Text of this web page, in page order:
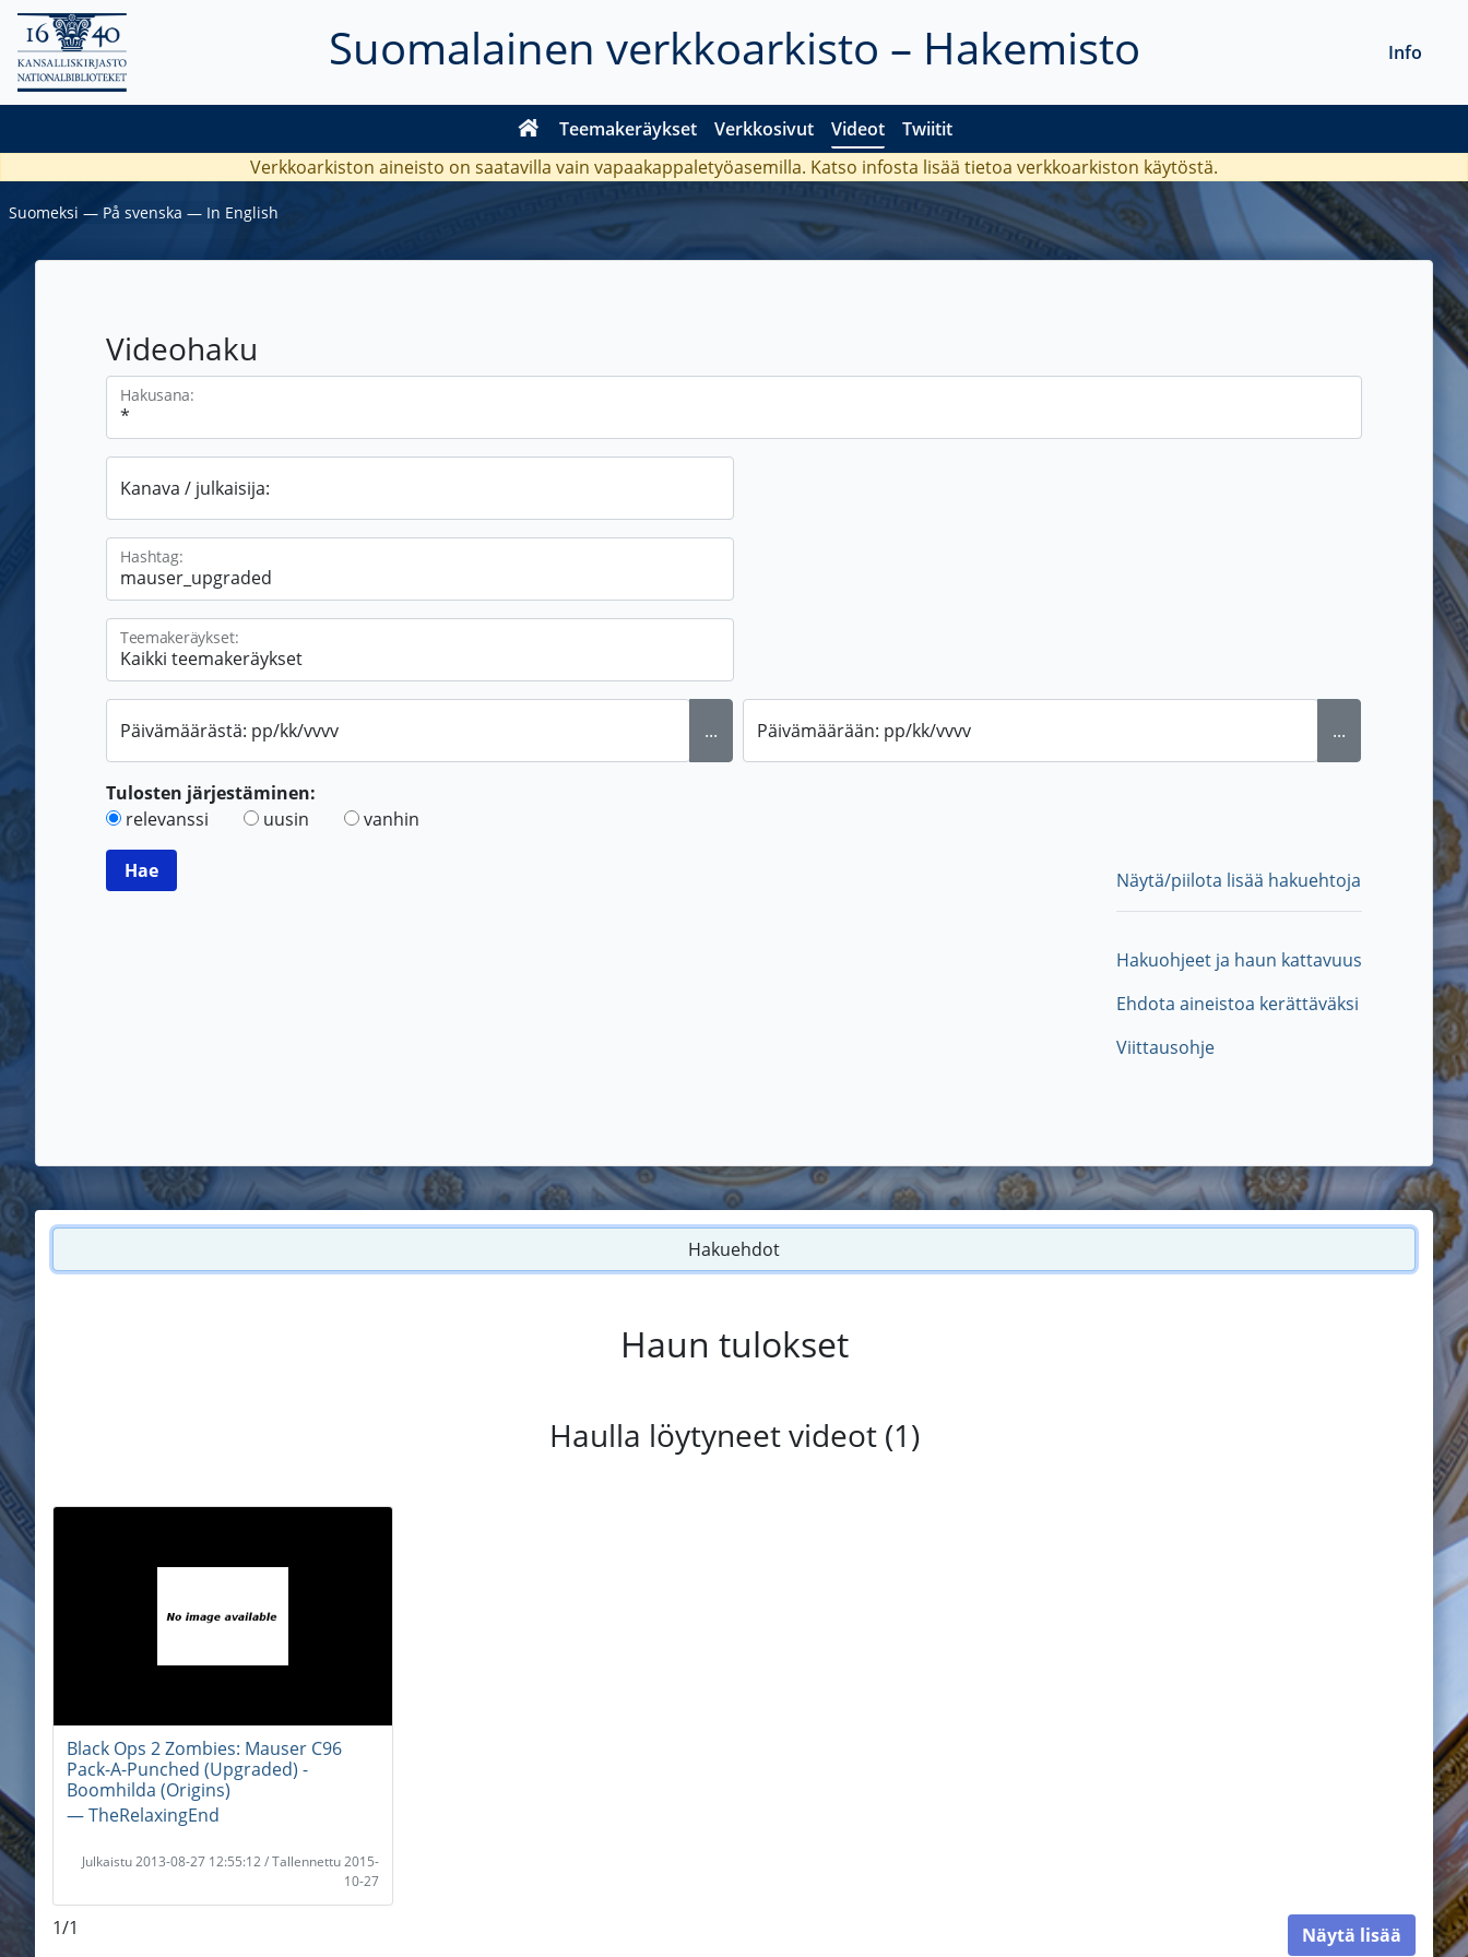
Suomalainen verkkoarkisto – Hakemisto
Teemakeräykset Verkkosivut Videot Twiitit
Info
Verkkoarkiston aineisto on saatavilla vain vapaakappaletyöasemilla. Katso infosta lisää tietoa verkkoarkiston käytöstä.
Suomeksi ― På svenska ― In English
Videohaku
Hakusana:
Kanava / julkaisija:
Hashtag:
Teemakeräykset:
Päivämäärästä: pp/kk/vvvv ... Päivämäärään: pp/kk/vvvv ...
Tulosten järjestäminen:
relevanssi
uusin vanhin
Näytä/piilota lisää hakuehtoja
Hakuohjeet ja haun kattavuus
Ehdota aineistoa kerättäväksi
Viittausohje
Hakuehdot
Haun tulokset
Haulla löytyneet videot (1)
Black Ops 2 Zombies: Mauser C96
Pack-A-Punched (Upgraded) -
Boomhilda (Origins)
― TheRelaxingEnd
Julkaistu 2013-08-27 12:55:12 / Tallennettu 2015-
10-27
1/1 Näytä lisää